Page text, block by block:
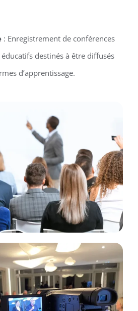
: Enregistrement de conférences
destinés à être diffusés
d’apprentissage.